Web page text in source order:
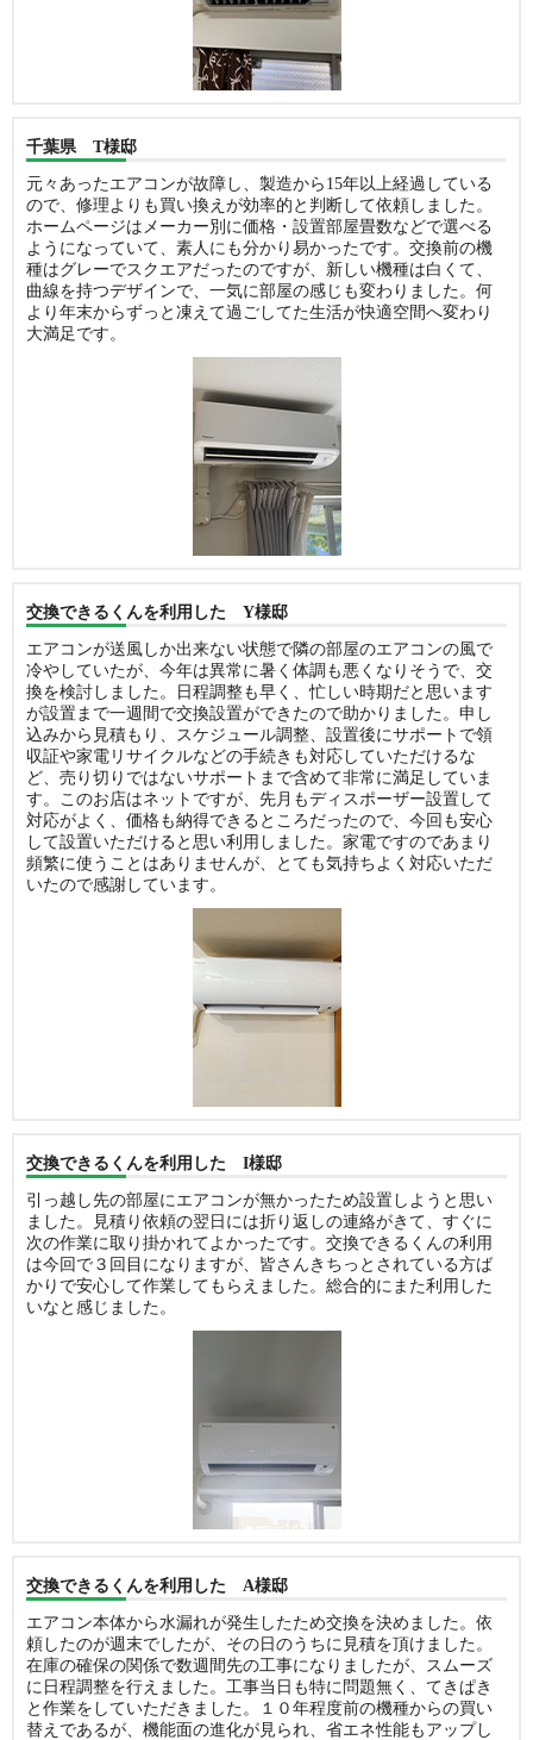
千葉県 T様邸
元々あったエアコンが故障し、製造から15年以上経過している
ので、修理よりも買い換えが効率的と判断して依頼しました。
ホームページはメーカー別に価格・設置部屋畳数などで選べる
ようになっていて、素人にも分かり易かったです。交換前の機
種はグレーでスクエアだったのですが、新しい機種は白くて、
曲線を持つデザインで、一気に部屋の感じも変わりました。何
より年末からずっと凍えて過ごしてた生活が快適空間へ変わり
大満足です。
交換できるくんを利用した Y様邸
エアコンが送風しか出来ない状態で隣の部屋のエアコンの風で
冷やしていたが、今年は異常に暑く体調も悪くなりそうで、交
換を検討しました。日程調整も早く、忙しい時期だと思います
が設置まで一週間で交換設置ができたので助かりました。申し
込みから見積もり、スケジュール調整、設置後にサポートで領
収証や家電リサイクルなどの手続きも対応していただけるな
ど、売り切りではないサポートまで含めて非常に満足していま
す。このお店はネットですが、先月もディスポーザー設置して
対応がよく、価格も納得できるところだったので、今回も安心
して設置いただけると思い利用しました。家電ですのであまり
頻繁に使うことはありませんが、とても気持ちよく対応いただ
いたので感謝しています。
交換できるくんを利用した I様邸
引っ越し先の部屋にエアコンが無かったため設置しようと思い
ました。見積り依頼の翌日には折り返しの連絡がきて、すぐに
次の作業に取り掛かれてよかったです。交換できるくんの利用
は今回で３回目になりますが、皆さんきちっとされている方ば
かりで安心して作業してもらえました。総合的にまた利用した
いなと感じました。
交換できるくんを利用した A様邸
エアコン本体から水漏れが発生したため交換を決めました。依
頼したのが週末でしたが、その日のうちに見積を頂けました。
在庫の確保の関係で数週間先の工事になりましたが、スムーズ
に日程調整を行えました。工事当日も特に問題無く、てきぱき
と作業をしていただきました。１０年程度前の機種からの買い
替えであるが、機能面の進化が見られ、省エネ性能もアップし